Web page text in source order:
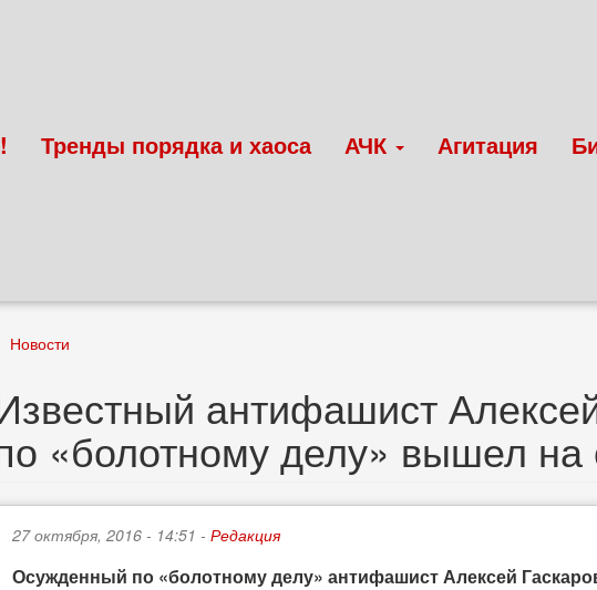
Тренды порядка и хаоса АЧК Агитация
Новости
антифашист
«болотному делу» вышел на
27 октября, 2016 - 14:51 - Редакция
Осужденный по «болотному делу» антифашист Алексей